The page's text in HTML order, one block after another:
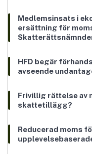
Medlemsinsats i
ersättning för
HFD begär
avseende
Frivillig rättelse av
skattetillägg?
Reducerad moms